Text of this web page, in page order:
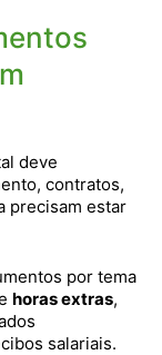
deve
contratos,
precisam estar
por tema
horas extras,
salariais.